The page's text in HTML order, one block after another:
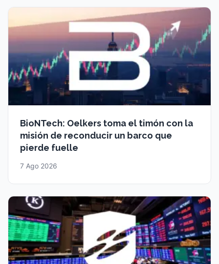
BioNTech: Oelkers toma el timón con la
misión de reconducir un barco que
pierde fuelle
7 Ago 2026